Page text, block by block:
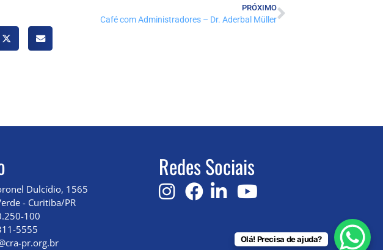
PRÓXIMO
Café com Administradores – Dr. Aderbal Müller
Dulcídio, 1565
- Curitiba/PR
100
5555
pr.org.br
Redes Sociais
Olá! Precisa de ajuda?